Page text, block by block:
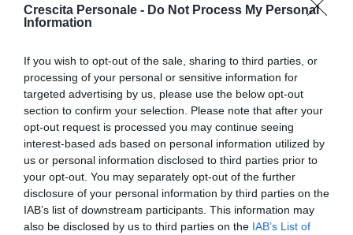
Crescita Personale - Do Not Process My Personal
Information
If you wish to opt-out of the sale, sharing to third parties, or
processing of your personal or sensitive information for
targeted advertising by us, please use the below opt-out
section to confirm your selection. Please note that after your
opt-out request is processed you may continue seeing
interest-based ads based on personal information utilized by
us or personal information disclosed to third parties prior to
your opt-out. You may separately opt-out of the further
disclosure of your personal information by third parties on the
IAB’s list of downstream participants. This information may
also be disclosed by us to third parties on the IAB’s List of
Ultimi argomenti
Terminologia e dintorni Ansia
Emozioni Psicoterapie
APPRENDIMENTO
Voti a scuola, pro e contro